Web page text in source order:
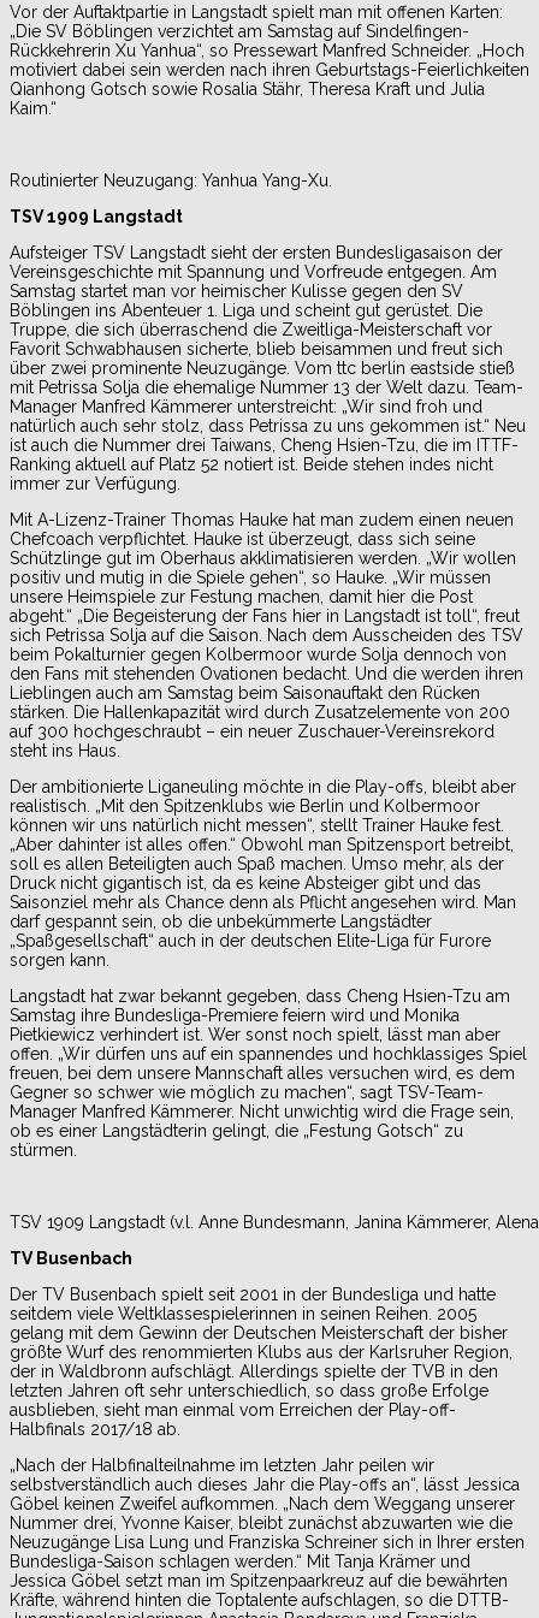
Vor der Auftaktpartie in Langstadt spielt man mit offenen Karten:
„Die SV Böblingen verzichtet am Samstag auf Sindelfingen-
Rückkehrerin Xu Yanhua“, so Pressewart Manfred Schneider. „Hoch
motiviert dabei sein werden nach ihren Geburtstags-Feierlichkeiten
Qianhong Gotsch sowie Rosalia Stähr, Theresa Kraft und Julia
Kaim.“
Routinierter Neuzugang: Yanhua Yang-Xu.
TSV 1909 Langstadt
Aufsteiger TSV Langstadt sieht der ersten Bundesligasaison der
Vereinsgeschichte mit Spannung und Vorfreude entgegen. Am
Samstag startet man vor heimischer Kulisse gegen den SV
Böblingen ins Abenteuer 1. Liga und scheint gut gerüstet. Die
Truppe, die sich überraschend die Zweitliga-Meisterschaft vor
Favorit Schwabhausen sicherte, blieb beisammen und freut sich
über zwei prominente Neuzugänge. Vom ttc berlin eastside stieß
mit Petrissa Solja die ehemalige Nummer 13 der Welt dazu. Team-
Manager Manfred Kämmerer unterstreicht: „Wir sind froh und
natürlich auch sehr stolz, dass Petrissa zu uns gekommen ist.“ Neu
ist auch die Nummer drei Taiwans, Cheng Hsien-Tzu, die im ITTF-
Ranking aktuell auf Platz 52 notiert ist. Beide stehen indes nicht
immer zur Verfügung.
Mit A-Lizenz-Trainer Thomas Hauke hat man zudem einen neuen
Chefcoach verpflichtet. Hauke ist überzeugt, dass sich seine
Schützlinge gut im Oberhaus akklimatisieren werden. „Wir wollen
positiv und mutig in die Spiele gehen“, so Hauke. „Wir müssen
unsere Heimspiele zur Festung machen, damit hier die Post
abgeht.“ „Die Begeisterung der Fans hier in Langstadt ist toll“, freut
sich Petrissa Solja auf die Saison. Nach dem Ausscheiden des TSV
beim Pokalturnier gegen Kolbermoor wurde Solja dennoch von
den Fans mit stehenden Ovationen bedacht. Und die werden ihren
Lieblingen auch am Samstag beim Saisonauftakt den Rücken
stärken. Die Hallenkapazität wird durch Zusatzelemente von 200
auf 300 hochgeschraubt – ein neuer Zuschauer-Vereinsrekord
steht ins Haus.
Der ambitionierte Liganeuling möchte in die Play-offs, bleibt aber
realistisch. „Mit den Spitzenklubs wie Berlin und Kolbermoor
können wir uns natürlich nicht messen“, stellt Trainer Hauke fest.
„Aber dahinter ist alles offen.“ Obwohl man Spitzensport betreibt,
soll es allen Beteiligten auch Spaß machen. Umso mehr, als der
Druck nicht gigantisch ist, da es keine Absteiger gibt und das
Saisonziel mehr als Chance denn als Pflicht angesehen wird. Man
darf gespannt sein, ob die unbekümmerte Langstädter
„Spaßgesellschaft“ auch in der deutschen Elite-Liga für Furore
sorgen kann.
Langstadt hat zwar bekannt gegeben, dass Cheng Hsien-Tzu am
Samstag ihre Bundesliga-Premiere feiern wird und Monika
Pietkiewicz verhindert ist. Wer sonst noch spielt, lässt man aber
offen. „Wir dürfen uns auf ein spannendes und hochklassiges Spiel
freuen, bei dem unsere Mannschaft alles versuchen wird, es dem
Gegner so schwer wie möglich zu machen“, sagt TSV-Team-
Manager Manfred Kämmerer. Nicht unwichtig wird die Frage sein,
ob es einer Langstädterin gelingt, die „Festung Gotsch“ zu
stürmen.
TSV 1909 Langstadt (v.l. Anne Bundesmann, Janina Kämmerer,
TV Busenbach
Der TV Busenbach spielt seit 2001 in der Bundesliga und hatte
seitdem viele Weltklassespielerinnen in seinen Reihen. 2005
gelang mit dem Gewinn der Deutschen Meisterschaft der bisher
größte Wurf des renommierten Klubs aus der Karlsruher Region,
der in Waldbronn aufschlägt. Allerdings spielte der TVB in den
letzten Jahren oft sehr unterschiedlich, so dass große Erfolge
ausblieben, sieht man einmal vom Erreichen der Play-off-
Halbfinals 2017/18 ab.
„Nach der Halbfinalteilnahme im letzten Jahr peilen wir
selbstverständlich auch dieses Jahr die Play-offs an“, lässt Jessica
Göbel keinen Zweifel aufkommen. „Nach dem Weggang unserer
Nummer drei, Yvonne Kaiser, bleibt zunächst abzuwarten wie die
Neuzugänge Lisa Lung und Franziska Schreiner sich in Ihrer ersten
Bundesliga-Saison schlagen werden.“ Mit Tanja Krämer und
Jessica Göbel setzt man im Spitzenpaarkreuz auf die bewährten
Kräfte, während hinten die Toptalente aufschlagen, so die DTTB-